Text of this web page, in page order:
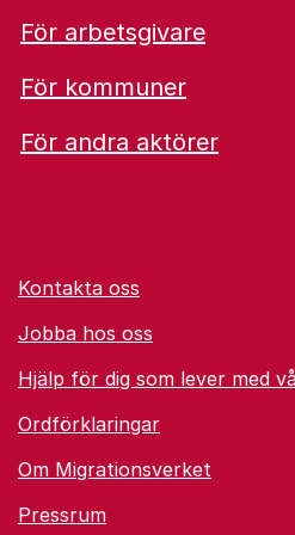
För arbetsgivare
För kommuner
För andra aktörer
Kontakta oss
Jobba hos oss
Hjälp för dig som lever med
Ordförklaringar
Om Migrationsverket
Pressrum